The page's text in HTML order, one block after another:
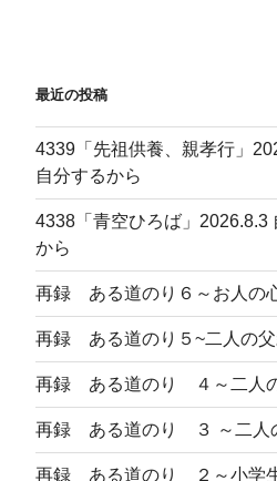
最近の投稿
4339「先祖供養、親孝行」
自分するから
4338「青空ひろば」2026.8.3
から
再録 ある道のり６～お人の
再録 ある道のり５~二人の
再録 ある道のり ４～二人
再録 ある道のり ３ ～二人
再録 ある道のり ２～小学